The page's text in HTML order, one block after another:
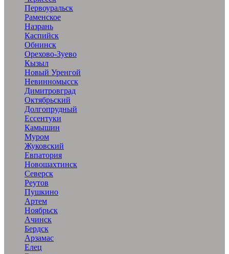
Первоуральск
Раменское
Назрань
Каспийск
Обнинск
Орехово-Зуево
Кызыл
Новый Уренгой
Невинномысск
Димитровград
Октябрьский
Долгопрудный
Ессентуки
Камышин
Муром
Жуковский
Евпатория
Новошахтинск
Северск
Реутов
Пушкино
Артем
Ноябрьск
Ачинск
Бердск
Арзамас
Елец